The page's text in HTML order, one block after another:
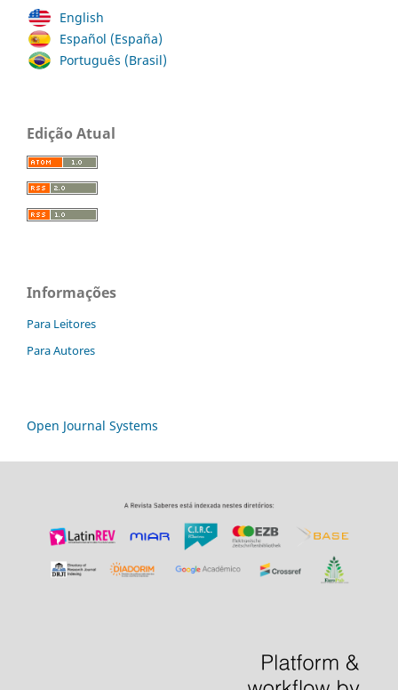
English
Español (España)
Português (Brasil)
Edição Atual
Informações
Para Leitores
Para Autores
Open Journal Systems